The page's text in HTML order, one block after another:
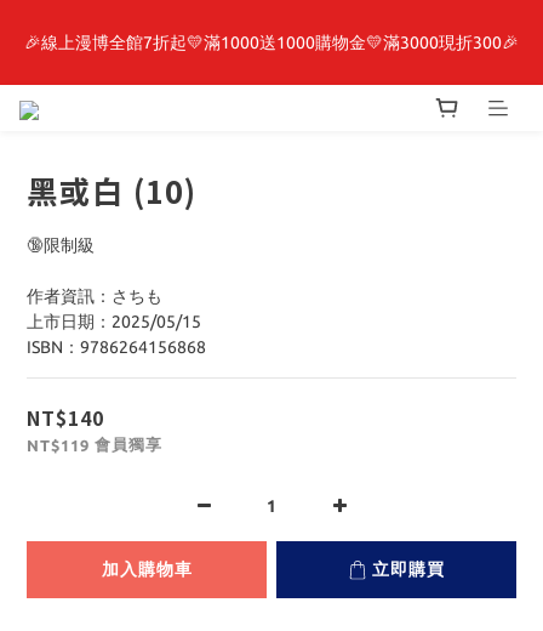
最新開賣🔥「全知讀者視角」 周邊商品
🎉線上漫博全館7折起💛滿1000送1000購物金💛滿3000現折300🎉
【抽籤堂】 影之強者、你又被殺了呢，偵探大人、約會大作戰、
最新開賣🔥「全知讀者視角」 周邊商品
黑或白 (10)
🔞限制級
作者資訊：さちも
上市日期：2025/05/15
ISBN：9786264156868
NT$140
NT$119 會員獨享
加入購物車 立即購買